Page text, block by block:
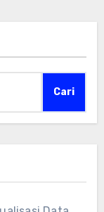
Cari